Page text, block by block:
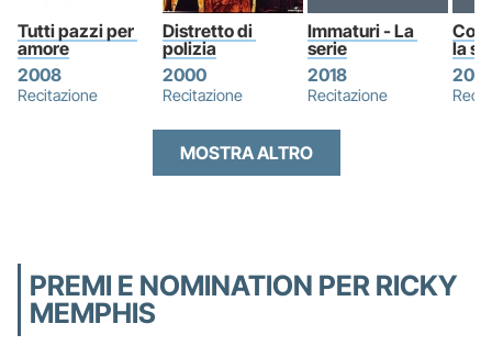
Tutti pazzi per
amore
2008
Recitazione
Distretto di
polizia
2000
Recitazione
Immaturi - La
serie
2018
Recitazione
la
2013
MOSTRA ALTRO
PREMI E NOMINATION PER RICKY
MEMPHIS